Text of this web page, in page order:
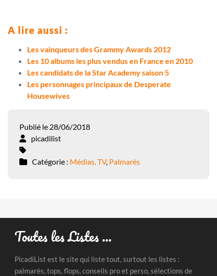
A lire aussi :
Les vainqueurs des Grammy Awards 2012
Les 10 albums les plus vendus en France en 2010
Les candidats de la Star Academy saison 5
Les personnages principaux de Desperate
Housewives
Publié le 28/06/2018
picadilist
Catégorie : Médias, TV, Palmarès
Toutes les Listes …
PicadiList est le site qui liste tout, surtout les listes :
palmarès, tops, flops, conseils pro et perso, sélections de